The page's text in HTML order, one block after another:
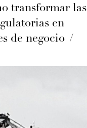
transformar las
en
de negocio